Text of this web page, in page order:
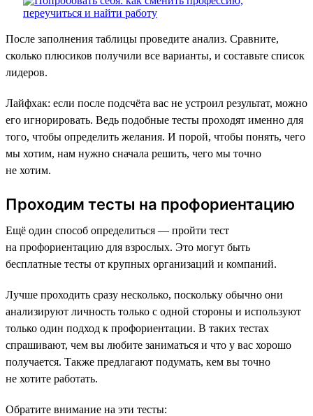
После заполнения таблицы проведите анализ. Сравните,
сколько плюсиков получили все варианты, и составьте список
лидеров.
Лайфхак: если после подсчёта вас не устроил результат, можно
его игнорировать. Ведь подобные тесты проходят именно для
того, чтобы определить желания. И порой, чтобы понять, чего
мы хотим, нам нужно сначала решить, чего мы точно
не хотим.
Проходим тесты на профориентацию
Ещё один способ определиться — пройти тест
на профориентацию для взрослых. Это могут быть
бесплатные тесты от крупных организаций и компаний.
Лучше проходить сразу несколько, поскольку обычно они
анализируют личность только с одной стороны и используют
только один подход к профориентации. В таких тестах
спрашивают, чем вы любите заниматься и что у вас хорошо
получается. Также предлагают подумать, кем вы точно
не хотите работать.
Обратите внимание на эти тесты: